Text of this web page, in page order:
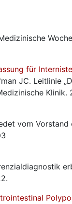
für
JC. Leitlinie
Klinik.
vom Vorstand